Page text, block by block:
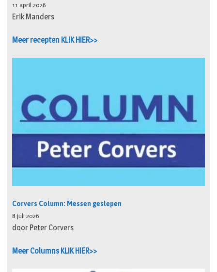
11 april 2026
Erik Manders
Meer recepten KLIK HIER>>
Corvers Column: Messen geslepen
8 juli 2026
door Peter Corvers
Meer Columns KLIK HIER>>